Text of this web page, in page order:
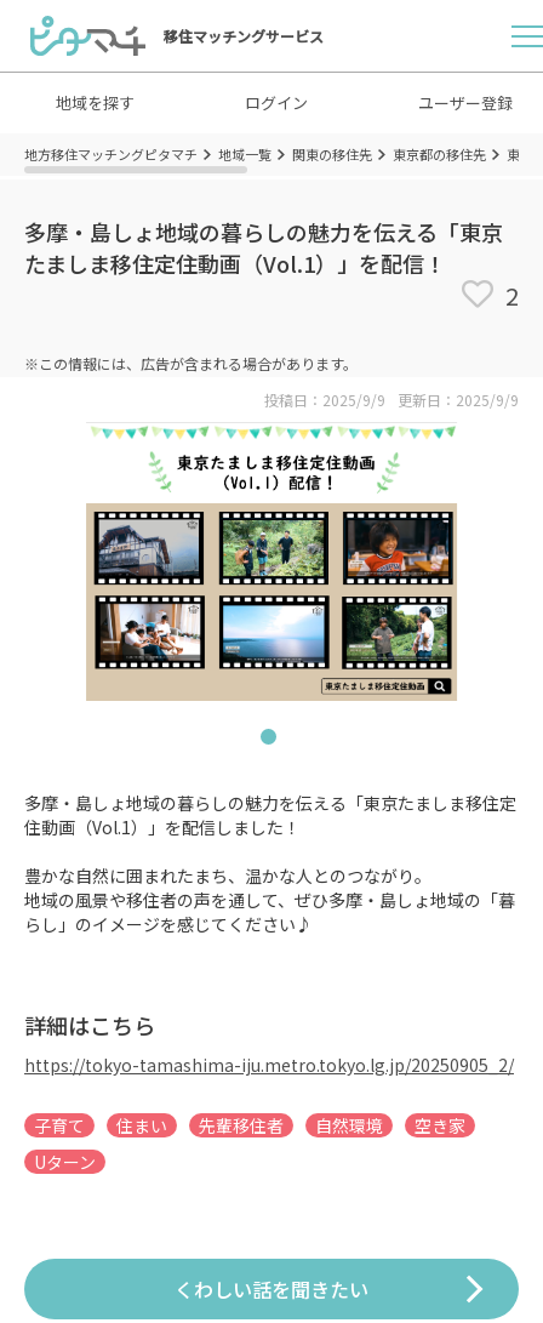
移住マッチングサービス
地域を探す ログイン ユーザー登録
地方移住マッチングピタマチ 地域一覧 関東の移住先 東京都の移住先 東京
多摩・島しょ地域の暮らしの魅力を伝える「東京
たましま移住定住動画（Vol.1）」を配信！
2
※この情報には、広告が含まれる場合があります。
投稿日：2025/9/9
更新日：2025/9/9
多摩・島しょ地域の暮らしの魅力を伝える「東京たましま移住定
住動画（Vol.1）」を配信しました！
豊かな自然に囲まれたまち、温かな人とのつながり。
地域の風景や移住者の声を通して、ぜひ多摩・島しょ地域の「暮
らし」のイメージを感じてください♪
詳細はこちら
https://tokyo-tamashima-iju.metro.tokyo.lg.jp/20250905_2/
子育て 住まい 先輩移住者 自然環境
空き家
Uターン
くわしい話を聞きたい